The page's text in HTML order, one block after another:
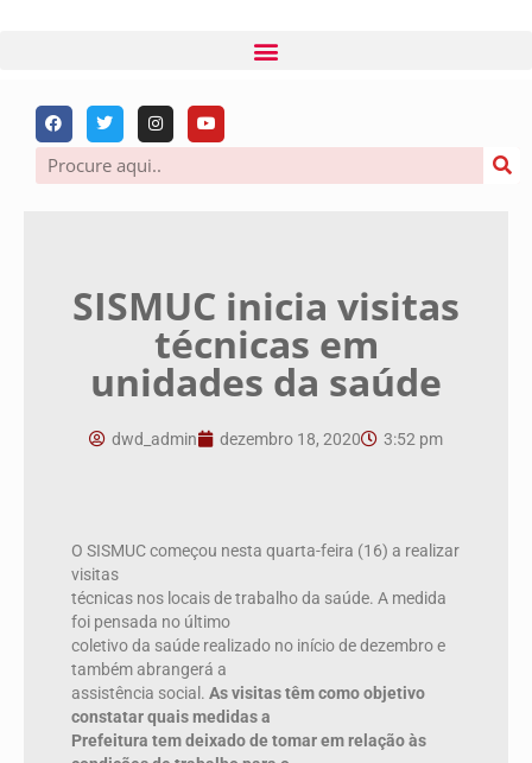
SISMUC inicia visitas
técnicas em
unidades da saúde
dwd_admin dezembro 18, 2020 3:52 pm
O SISMUC começou nesta quarta-feira (16) a realizar
visitas
técnicas nos locais de trabalho da saúde. A medida
foi pensada no último
coletivo da saúde realizado no início de dezembro e
também abrangerá a
assistência social. As visitas têm como objetivo
constatar quais medidas a
Prefeitura tem deixado de tomar em relação às